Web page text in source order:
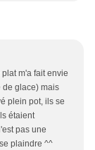
m'a fait envie
de glace) mais
plein pot, ils se
étaient
pas une
plaindre ^^